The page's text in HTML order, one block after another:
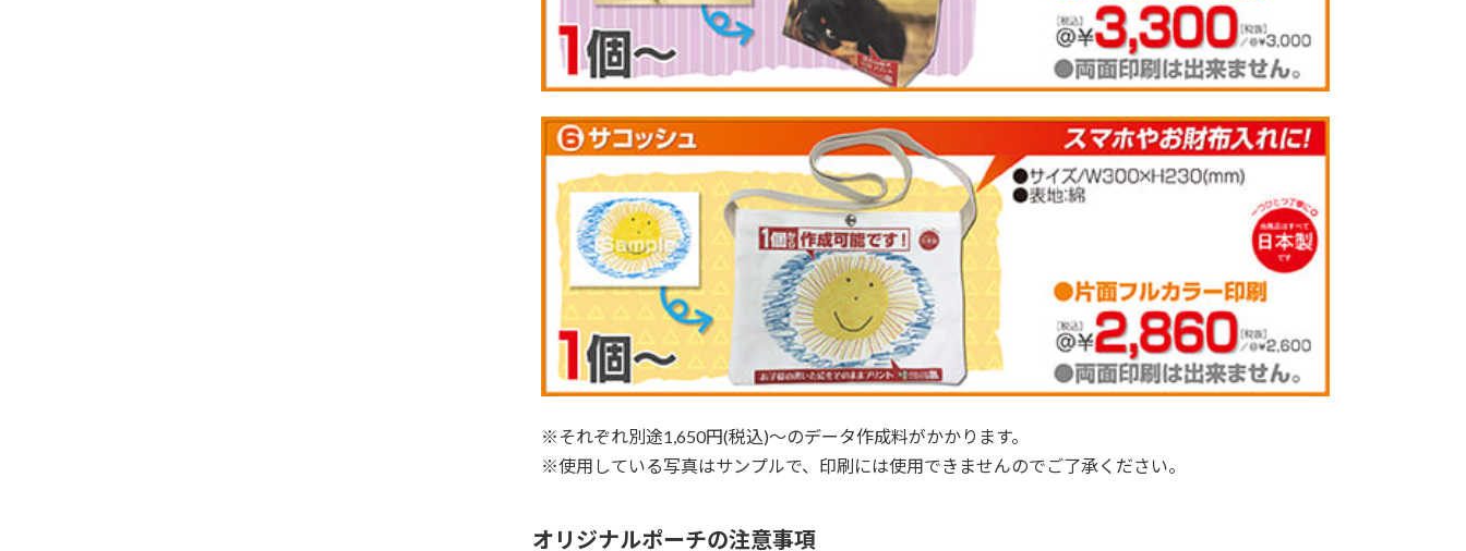
※それぞれ別途1,650円(税込)～のデータ作成料がかかります。
※使用している写真はサンプルで、印刷には使用できませんのでご了承ください。
オリジナルポーチの注意事項